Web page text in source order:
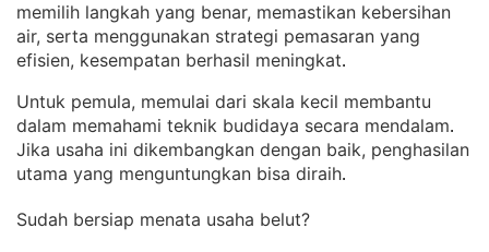
memilih langkah yang benar, memastikan kebersihan
air, serta menggunakan strategi pemasaran yang
efisien, kesempatan berhasil meningkat.
Untuk pemula, memulai dari skala kecil membantu
dalam memahami teknik budidaya secara mendalam
Jika usaha ini dikembangkan dengan baik, penghasilan
utama yang menguntungkan bisa diraih.
Sudah bersiap menata usaha belut?